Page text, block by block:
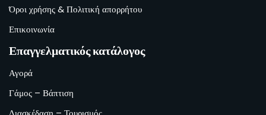
Όροι χρήσης & Πολιτική απορρήτου
Επικοινωνία
Επαγγελματικός κατάλογος
Αγορά
Γάμος – Βάπτιση